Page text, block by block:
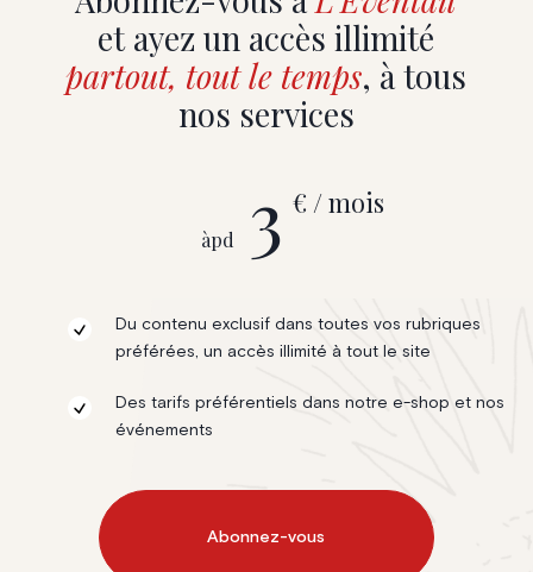
et ayez un accès illimité
partout, tout le temps, à tous
nos services
àpd 3 € / mois
Du contenu exclusif dans toutes vos rubriques
préférées, un accès illimité à tout le site
Des tarifs préférentiels dans notre e-shop et nos
événements
Abonnez-vous